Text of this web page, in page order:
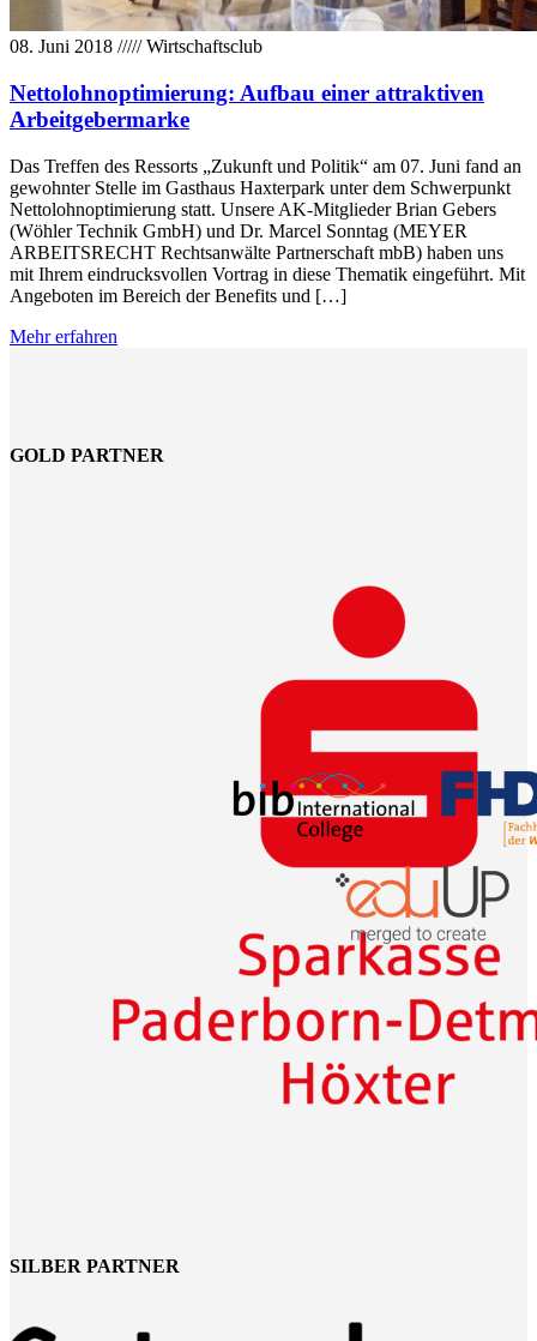
08. Juni 2018 /////Wirtschaftsclub
Nettolohnoptimierung: Aufbau einer attraktiven
Arbeitgebermarke
Das Treffen des Ressorts „Zukunft und Politik“ am 07. Juni fand an
gewohnter Stelle im Gasthaus Haxterpark unter dem Schwerpunkt
Nettolohnoptimierung statt. Unsere AK-Mitglieder Brian Gebers
(Wöhler Technik GmbH) und Dr. Marcel Sonntag (MEYER
ARBEITSRECHT Rechtsanwälte Partnerschaft mbB) haben uns
mit Ihrem eindrucksvollen Vortrag in diese Thematik eingeführt. Mit
Angeboten im Bereich der Benefits und […]
Mehr erfahren
GOLD PARTNER
SILBER PARTNER